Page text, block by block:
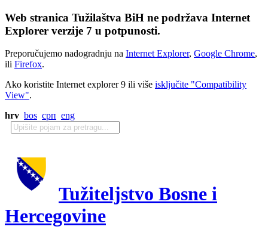
Web stranica Tužilaštva BiH ne podržava Internet
Explorer verzije 7 u potpunosti.
Preporučujemo nadogradnju na Internet Explorer, Google Chrome,
ili Firefox.
Ako koristite Internet explorer 9 ili više isključite "Compatibility
View".
hrv bos срп eng
Tužiteljstvo Bosne i
Hercegovine